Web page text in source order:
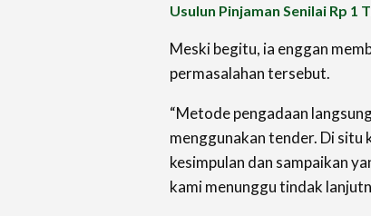
Usulun Pinjaman Senilai Rp
Meski begitu, ia enggan
permasalahan tersebut.
“Metode pengadaan
menggunakan tender. Di situ
kesimpulan dan sampaikan
kami menunggu tindak